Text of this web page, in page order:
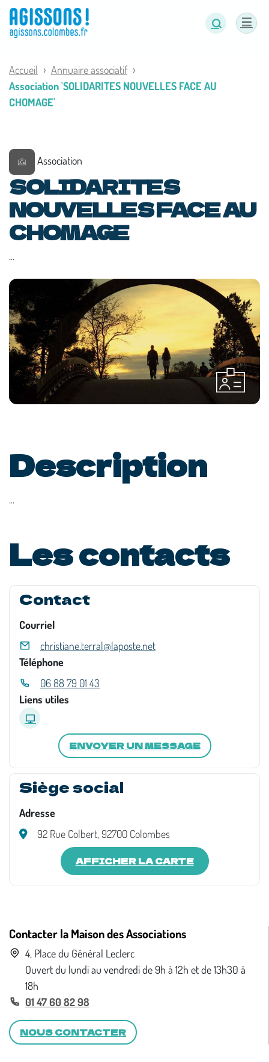
Accueil
Annuaire associatif
Association 'SOLIDARITES NOUVELLES FACE AU
CHOMAGE'
Association
SOLIDARITES
NOUVELLES FACE AU
CHOMAGE
...
Description
...
Les contacts
Contact
Courriel
christiane.terral@laposte.net
Téléphone
06 88 79 01 43
Liens utiles
ENVOYER UN MESSAGE
Siège social
Adresse
92 Rue Colbert, 92700 Colombes
AFFICHER LA CARTE
Contacter la Maison des Associations
4, Place du Général Leclerc
Ouvert du lundi au vendredi de 9h à 12h et de 13h30 à
18h
01 47 60 82 98
NOUS CONTACTER
Panneau de gestion des cookies